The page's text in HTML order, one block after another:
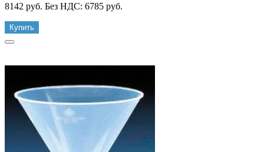
8142 руб. Без НДС: 6785 руб.
Купить